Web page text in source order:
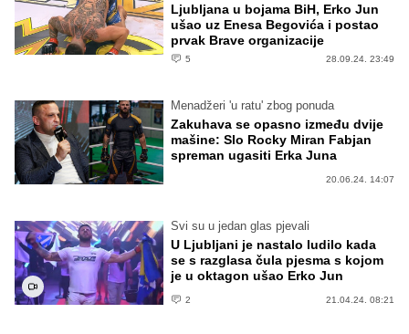
Ljubljana u bojama BiH, Erko Jun
ušao uz Enesa Begovića i postao
prvak Brave organizacije
5 28.09.24. 23:49
Menadžeri 'u ratu' zbog ponuda
Zakuhava se opasno između dvije
mašine: Slo Rocky Miran Fabjan
spreman ugasiti Erka Juna
20.06.24. 14:07
Svi su u jedan glas pjevali
U Ljubljani je nastalo ludilo kada
se s razglasa čula pjesma s kojom
je u oktagon ušao Erko Jun
2 21.04.24. 08:21